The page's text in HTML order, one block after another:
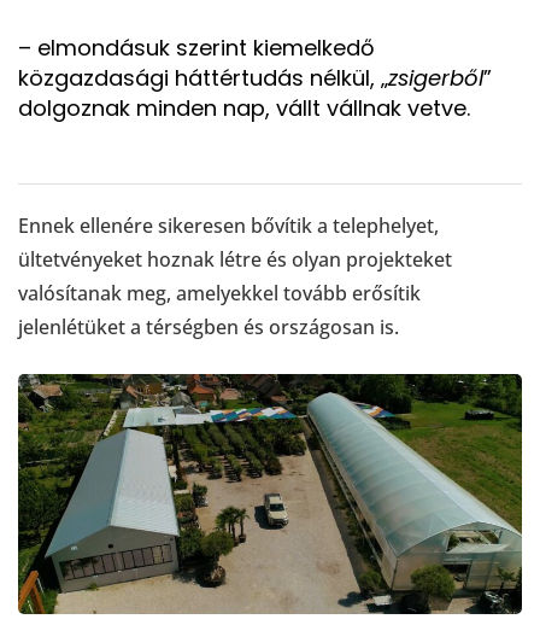
– elmondásuk szerint kiemelkedő
közgazdasági háttértudás nélkül, „zsigerből”
dolgoznak minden nap, vállt vállnak vetve.
Ennek ellenére sikeresen bővítik a telephelyet,
ültetvényeket hoznak létre és olyan projekteket
valósítanak meg, amelyekkel tovább erősítik
jelenlétüket a térségben és országosan is.